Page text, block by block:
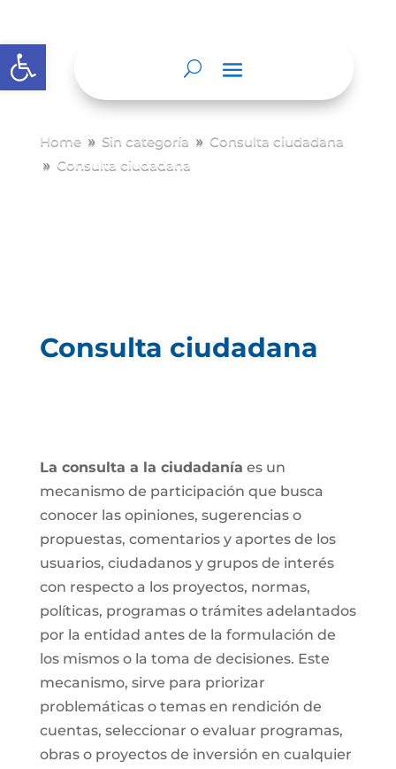
Abrir barra de herramientas
Home 9 Sin categoría 9 Consulta ciudadana
9 Consulta ciudadana
Consulta ciudadana
La consulta a la ciudadanía es un
mecanismo de participación que busca
conocer las opiniones, sugerencias o
propuestas, comentarios y aportes de los
usuarios, ciudadanos y grupos de interés
con respecto a los proyectos, normas,
políticas, programas o trámites adelantados
por la entidad antes de la formulación de
los mismos o la toma de decisiones. Este
mecanismo, sirve para priorizar
problemáticas o temas en rendición de
cuentas, seleccionar o evaluar programas,
obras o proyectos de inversión en cualquier